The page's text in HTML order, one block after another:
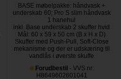
BASE møbelpakke: håndvask +
underskab 60; Pro S slim håndvask
1 hanehul
inkl. Base underskab 2 skuffer hvid
Mål: 60 x 59 x 50 cm (B x H x D)
Skuffer med Push-Pull, Soft-Close
mekanisme og der er udskæring til
vandlås i øverste skuffe
Forudbestil- VVS nr:
H8649602601041